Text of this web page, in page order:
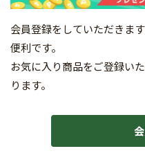
会員登録をしていただきま
便利です。
お気に入り商品をご登録い
ります。